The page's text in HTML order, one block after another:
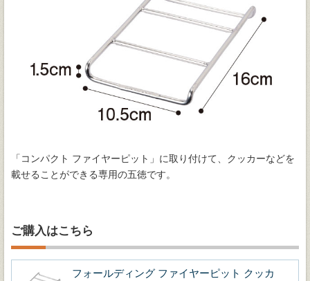
「コンパクト ファイヤーピット」に取り付けて、クッカーなどを
載せることができる専用の五徳です。
ご購入はこちら
フォールディング ファイヤーピット クッカ